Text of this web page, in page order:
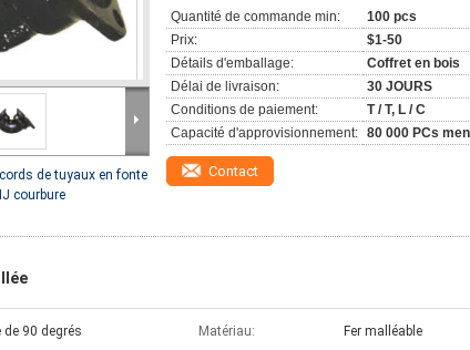
de tuyaux en fonte
courbure
Quantité de commande min:
100 pcs
Prix:
$1-50
Détails d'emballage:
Coffret en bois
Délai de livraison:
30 JOURS
Conditions de paiement:
T / T, L / C
Capacité d'approvisionnement: 80 000 PCs
Contact
de 90 degrés Matériau: Fer malléable